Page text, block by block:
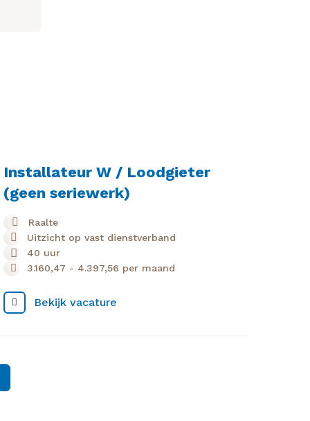
Installateur W / Loodgieter
(geen seriewerk)
Raalte
Uitzicht op vast dienstverband
40 uur
3.160,47 - 4.397,56 per maand
Bekijk vacature